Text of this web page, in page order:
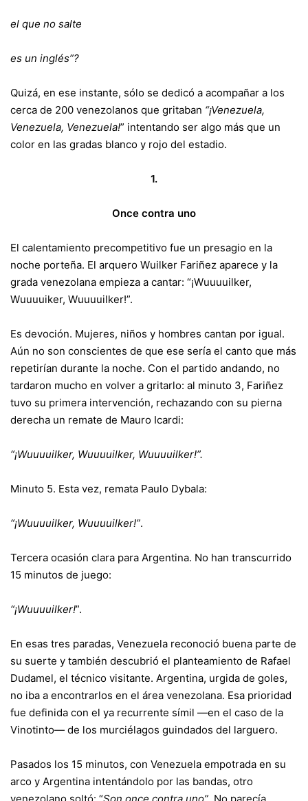
el que no salte
es un inglés”?
Quizá, en ese instante, sólo se dedicó a acompañar a los
cerca de 200 venezolanos que gritaban “¡Venezuela,
Venezuela, Venezuela!” intentando ser algo más que un
color en las gradas blanco y rojo del estadio.
1.
Once contra uno
El calentamiento precompetitivo fue un presagio en la
noche porteña. El arquero Wuilker Fariñez aparece y la
grada venezolana empieza a cantar: “¡Wuuuuilker,
Wuuuuiker, Wuuuuilker!”.
Es devoción. Mujeres, niños y hombres cantan por igual.
Aún no son conscientes de que ese sería el canto que más
repetirían durante la noche. Con el partido andando, no
tardaron mucho en volver a gritarlo: al minuto 3, Fariñez
tuvo su primera intervención, rechazando con su pierna
derecha un remate de Mauro Icardi:
“¡Wuuuuilker, Wuuuuilker, Wuuuuilker!”.
Minuto 5. Esta vez, remata Paulo Dybala:
“¡Wuuuuilker, Wuuuuilker!”.
Tercera ocasión clara para Argentina. No han transcurrido
15 minutos de juego:
“¡Wuuuuilker!”.
En esas tres paradas, Venezuela reconoció buena parte de
su suerte y también descubrió el planteamiento de Rafael
Dudamel, el técnico visitante. Argentina, urgida de goles,
no iba a encontrarlos en el área venezolana. Esa prioridad
fue definida con el ya recurrente símil —en el caso de la
Vinotinto— de los murciélagos guindados del larguero.
Pasados los 15 minutos, con Venezuela empotrada en su
arco y Argentina intentándolo por las bandas, otro
venezolano soltó: “Son once contra uno” . No parecía